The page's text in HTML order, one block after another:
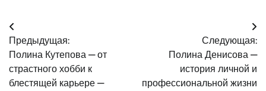
Навигация
по
записям
Предыдущая:
Полина Кутепова — от
страстного хобби к
блестящей карьере —
Следующая:
Полина Денисова —
история личной и
профессиональной жизни